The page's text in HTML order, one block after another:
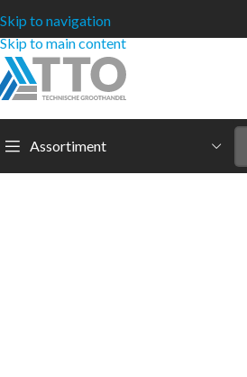
Skip to navigation
Skip to main content
Assortiment